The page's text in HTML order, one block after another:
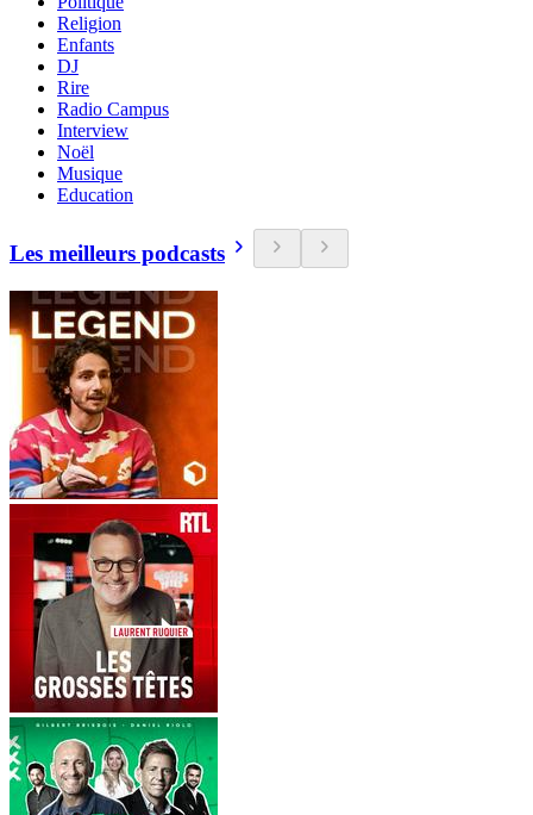
Religion
Enfants
DJ
Rire
Radio Campus
Interview
Noël
Musique
Education
Les meilleurs podcasts